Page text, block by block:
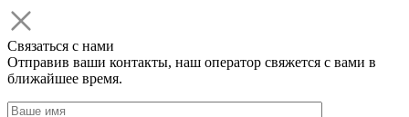
Связаться с нами
Отправив ваши контакты, наш оператор свяжется с вами в
ближайшее время.